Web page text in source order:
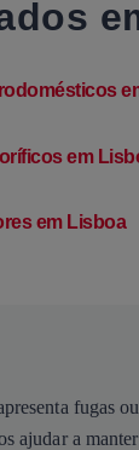
em
em Lisboa
fugas
ajudar a